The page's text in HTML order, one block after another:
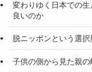
変わりゆく日本での
良いのか
脱ニッポンという選
子供の側から見た親の